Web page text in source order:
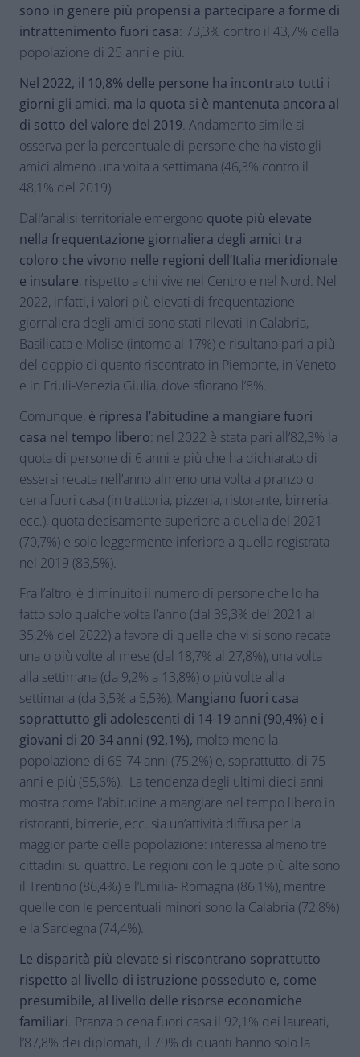
sono in genere più propensi a partecipare a forme di
intrattenimento fuori casa: 73,3% contro il 43,7% della
popolazione di 25 anni e più.
Nel 2022, il 10,8% delle persone ha incontrato tutti i
giorni gli amici, ma la quota si è mantenuta ancora al
di sotto del valore del 2019. Andamento simile si
osserva per la percentuale di persone che ha visto gli
amici almeno una volta a settimana (46,3% contro il
48,1% del 2019).
Dall’analisi territoriale emergono quote più elevate
nella frequentazione giornaliera degli amici tra
coloro che vivono nelle regioni dell’Italia meridionale
e insulare, rispetto a chi vive nel Centro e nel Nord. Nel
2022, infatti, i valori più elevati di frequentazione
giornaliera degli amici sono stati rilevati in Calabria,
Basilicata e Molise (intorno al 17%) e risultano pari a più
del doppio di quanto riscontrato in Piemonte, in Veneto
e in Friuli-Venezia Giulia, dove sfiorano l’8%.
Comunque, è ripresa l’abitudine a mangiare fuori
casa nel tempo libero: nel 2022 è stata pari all’82,3% la
quota di persone di 6 anni e più che ha dichiarato di
essersi recata nell’anno almeno una volta a pranzo o
cena fuori casa (in trattoria, pizzeria, ristorante, birreria,
ecc.), quota decisamente superiore a quella del 2021
(70,7%) e solo leggermente inferiore a quella registrata
nel 2019 (83,5%).
Fra l’altro, è diminuito il numero di persone che lo ha
fatto solo qualche volta l’anno (dal 39,3% del 2021 al
35,2% del 2022) a favore di quelle che vi si sono recate
una o più volte al mese (dal 18,7% al 27,8%), una volta
alla settimana (da 9,2% a 13,8%) o più volte alla
settimana (da 3,5% a 5,5%). Mangiano fuori casa
soprattutto gli adolescenti di 14-19 anni (90,4%) e i
giovani di 20-34 anni (92,1%), molto meno la
popolazione di 65-74 anni (75,2%) e, soprattutto, di 75
anni e più (55,6%). La tendenza degli ultimi dieci anni
mostra come l’abitudine a mangiare nel tempo libero in
ristoranti, birrerie, ecc. sia un’attività diffusa per la
maggior parte della popolazione: interessa almeno tre
cittadini su quattro. Le regioni con le quote più alte sono
il Trentino (86,4%) e l’Emilia- Romagna (86,1%), mentre
quelle con le percentuali minori sono la Calabria (72,8%)
e la Sardegna (74,4%).
Le disparità più elevate si riscontrano soprattutto
rispetto al livello di istruzione posseduto e, come
presumibile, al livello delle risorse economiche
familiari. Pranza o cena fuori casa il 92,1% dei laureati,
l’87,8% dei diplomati, il 79% di quanti hanno solo la